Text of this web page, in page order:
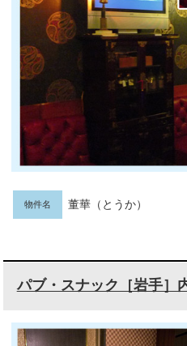
物件名 董華（とうか）
パブ・スナック［岩手］